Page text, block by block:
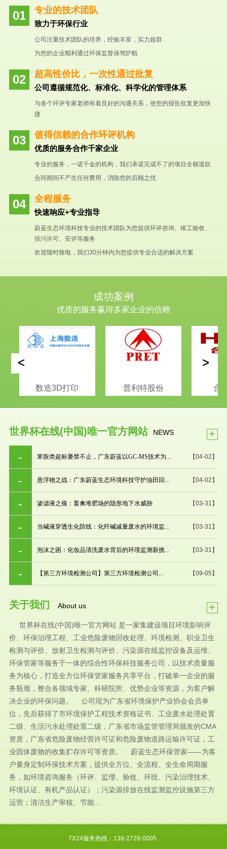
专业的技术团队
致力于环保行业
公司注重技术团队的培养，经验丰富，实力超群
为您的企业顺利通过环保监督保驾护航
超高性价比，一次性通过批复
公司遵循规范化、标准化、科学化的管理体系
与各个环评专家老师有着良好的沟通关系，使您的报告批复更加快
捷
值得信赖的合作环评机构
优质的服务合作千家企业
专业的服务，一诺千金的机构，我们承诺完成不了的项目全额退款
合同期间不产生任何费用，消除您的后顾之忧
全程服务
快速响应+专业指导
蔚蓝生态环境科技专业的技术团队为您提供环评咨询、竣工验收、
排污许可、安评等服务
欢迎随时致电，我们30分钟内为您提供专业合适的解决方案
成功案例
优质的服务赢得多家企业的信赖
数造3D打印 普利特股份 合
< >
世界杯在线(中国)唯一官方网站 NEWS +
【04-02】
苯胺类超标屡禁不止，广东蔚蓝以GC-MS技术为...
【04-02】
悬浮物之战：广东蔚蓝生态环境科技守护油田回...
【03-31】
渗滤液之殇：畜禽堆肥场的隐形地下水威胁
【03-31】
当碱液穿透生化防线：化纤碱减量废水的环境监...
【03-31】
泡沫之困：化妆品清洗废水背后的环境监测新挑...
【09-05】
【第三方环境检测公司】第三方环境检测公司...
关于我们 About us +
世界杯在线(中国)唯一官方网站 是一家集建设项目环境影响评
价、环保治理工程、工业危险废物回收处理、环境检测、职业卫生
检测与评价、放射卫生检测与评价、污染源在线监控设备及运维、
环保管家等服务于一体的综合性环保科技服务公司，以技术质量服
务为核心，打造全方位环保管家服务共享平台，打破单一企业的服
务瓶颈，整合各领域专家、科研院所、优势企业等资源，为客户解
决企业的环保问题。 公司现为广东省环境保护产业协会会员单
位，先后获得了市环境保护工程技术资格证书、工业废水处理处置
二级、生活污水处理处置二级，广东省市场监管管理局颁发的CMA
资质，广东省危险废物经营许可证和危险废物道路运输许可证，工
业固体废物的收集贮存许可等资质。 蔚蓝生态环保管家——为客
户量身定制环保技术方案，提供全方位、全流程、全生命周期服
务，如环境咨询服务（环评、监理、验收、环统、污染治理技术、
环境认证、有机产品认证）；污染源排放在线监测监控设施第三方
运营；清洁生产审核、节能...
7X24服务热线：138-2728-0005